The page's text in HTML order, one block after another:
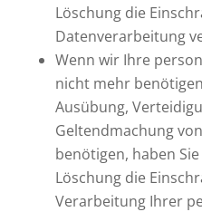
Löschung die
Datenverarbeitung
Wenn wir Ihre
nicht mehr
Ausübung,
Geltendmachung
benötigen, haben
Löschung die
Verarbeitung Ihrer